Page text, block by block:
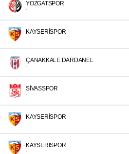
YOZGATSPOR
-
KAYSERİSPOR
-
ÇANAKKALE DARDANEL
-
SİVASSPOR
-
KAYSERİSPOR
-
KAYSERİSPOR
-